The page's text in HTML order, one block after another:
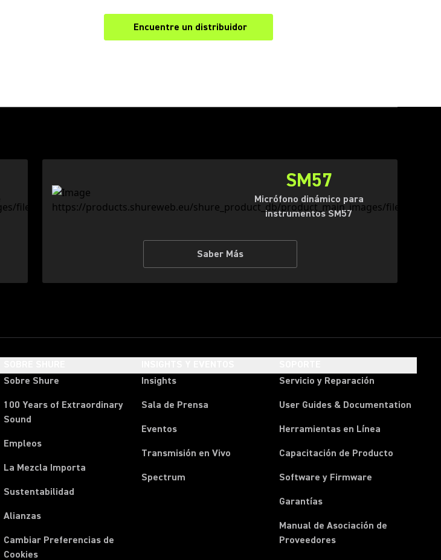
Encuentre un distribuidor
(Opens in a new tab)
SM57
Micrófono dinámico para
instrumentos SM57
Saber Más
Sobre Shure
100 Years of Extraordinary
Sound
Empleos
La Mezcla Importa
Sustentabilidad
Alianzas
Cambiar Preferencias de
Cookies
Insights
Sala de Prensa
Eventos
Transmisión en Vivo
Spectrum
Servicio y Reparación
User Guides & Documentation
Herramientas en Línea
Capacitación de Producto
Software y Firmware
Garantías
Manual de Asociación de
Proveedores(Opens in a new tab)